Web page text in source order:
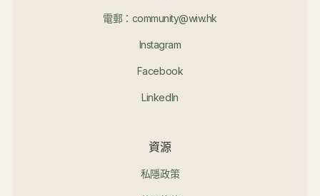
電郵：community@wiw.hk
Instagram
Facebook
LinkedIn
資源
私隱政策